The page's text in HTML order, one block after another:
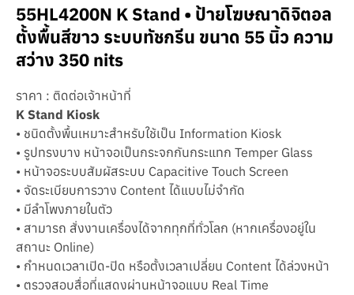
55HL4200N K Stand • ป้ายโฆษณาดิจิตอล
ตั้งพื้นสีขาว ระบบทัชกรีน ขนาด 55 นิ้ว ความ
สว่าง 350 nits
ราคา : ติดต่อเจ้าหน้าที่
K Stand Kiosk
• ชนิดตั้งพื้นเหมาะสำหรับใช้เป็น Information Kiosk
• รูปทรงบาง หน้าจอเป็นกระจกกันกระแทก Temper Glass
• หน้าจอระบบสัมผัสระบบ Capacitive Touch Screen
• จัดระเบียบการวาง Content ได้แบบไม่จำกัด
• มีลำโพงภายในตัว
• สามารถ สั่งงานเครื่องได้จากทุกที่ทั่วโลก (หากเครื่องอยู่ใน
สถานะ Online)
• กำหนดเวลาเปิด-ปิด หรือตั้งเวลาเปลี่ยน Content ได้ล่วงหน้า
• ตรวจสอบสื่อที่แสดงผ่านหน้าจอแบบ Real Time